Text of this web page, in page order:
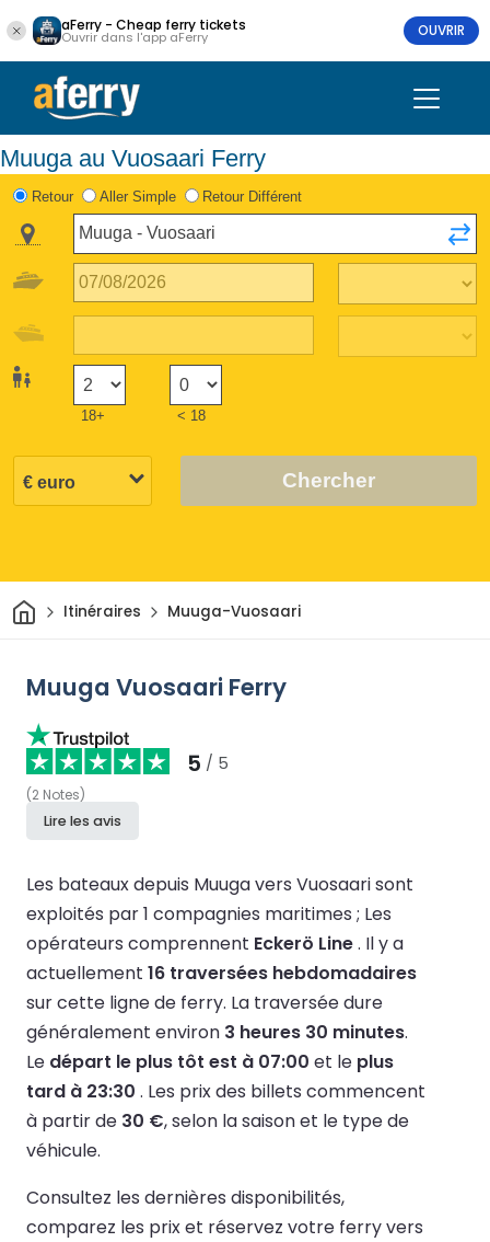
aFerry - Cheap ferry tickets
Ouvrir dans l'app aFerry OUVRIR
Muuga au Vuosaari Ferry
Retour Aller Simple Retour Différent
18+ < 18
Chercher
Maison
Itinéraires Muuga-Vuosaari
Muuga Vuosaari Ferry
5 / 5
(2 Notes)
Lire les avis
Les bateaux depuis Muuga vers Vuosaari sont
exploités par 1 compagnies maritimes ; Les
opérateurs comprennent Eckerö Line. Il y a
actuellement 16 traversées hebdomadaires
sur cette ligne de ferry. La traversée dure
généralement environ 3 heures 30 minutes.
Le départ le plus tôt est à 07:00 et le plus
tard à 23:30 . Les prix des billets commencent
à partir de 30 €, selon la saison et le type de
véhicule.
Consultez les dernières disponibilités,
comparez les prix et réservez votre ferry vers